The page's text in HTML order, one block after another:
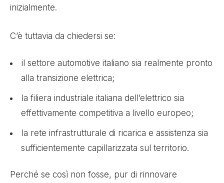
inizialmente.
C’è tuttavia da chiedersi se:
il settore automotive italiano sia realmente pronto
alla transizione elettrica;
la filiera industriale italiana dell’elettrico sia
effettivamente competitiva a livello europeo;
la rete infrastrutturale di ricarica e assistenza sia
sufficientemente capillarizzata sul territorio.
Perché se così non fosse, pur di rinnovare